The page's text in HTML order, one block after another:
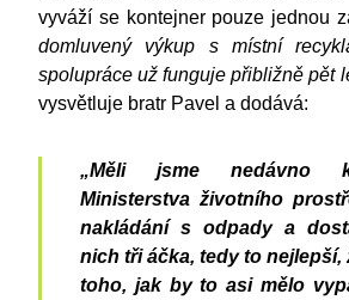
vyváží se kontejner pouze jednou
domluvený výkup s místní
spolupráce už funguje přibližně pět
vysvětluje bratr Pavel a dodává:
„Měli jsme nedávno
Ministerstva životního
nakládání s odpady a
nich tři áčka, tedy to nejlepší,
toho, jak by to asi mělo